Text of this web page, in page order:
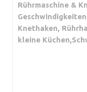
Rührmaschine &
Knethaken,
kleine